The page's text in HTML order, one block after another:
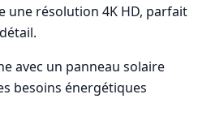
une résolution 4K HD, parfait
avec un panneau solaire
besoins énergétiques